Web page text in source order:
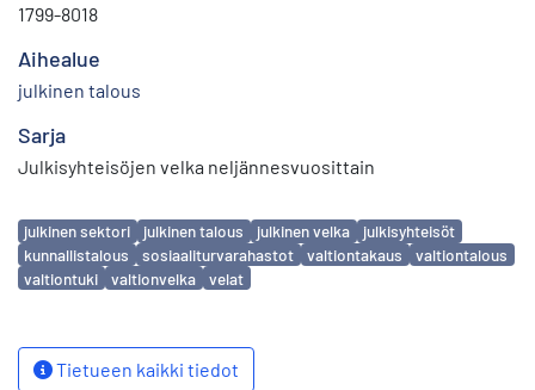
1799-8018
Aihealue
julkinen talous
Sarja
Julkisyhteisöjen velka neljännesvuosittain
Avainsanat
julkinen sektori julkinen talous julkinen velka
julkisyhteisöt
kunnallistalous
sosiaaliturvarahastot valtiontakaus
valtiontalous
valtiontuki
valtionvelka velat
Tietueen kaikki tiedot